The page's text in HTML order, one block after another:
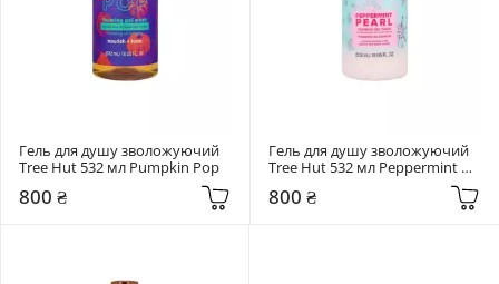
Гель для душу зволожуючий
Tree Hut 532 мл Pumpkin Pop
800 ₴
Гель для душу зволожуючий
Tree Hut 532 мл Peppermint
800 ₴